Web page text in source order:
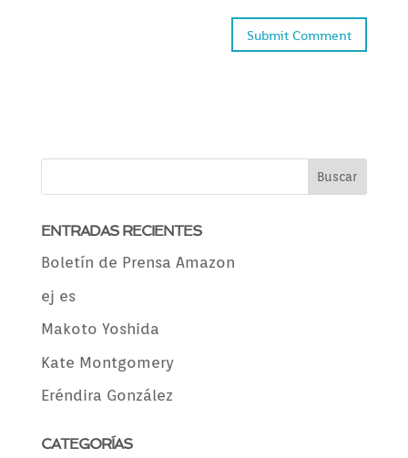
ENTRADAS RECIENTES
Boletín de Prensa Amazon
ej es
Makoto Yoshida
Kate Montgomery
Eréndira González
CATEGORÍAS